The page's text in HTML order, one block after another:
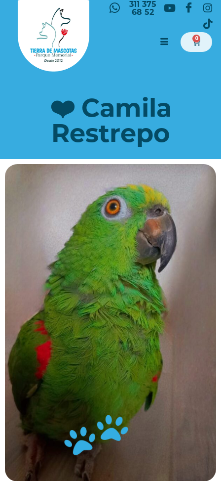
311 375
68 52
0
❤️ Camila
Restrepo